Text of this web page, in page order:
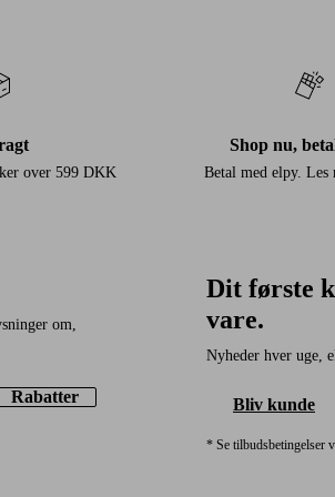
over 599 DKK
Shop nu,
Betal med elpy. Les
Dit første
vare.
Nyheder hver uge,
Bliv kunde
* Se tilbudsbetingelser
om,
Rabatter